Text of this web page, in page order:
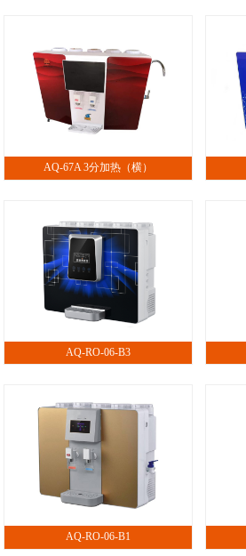
AQ-67A 3分加热（横）
AQ-RO-06-B3
AQ-RO-06-B1